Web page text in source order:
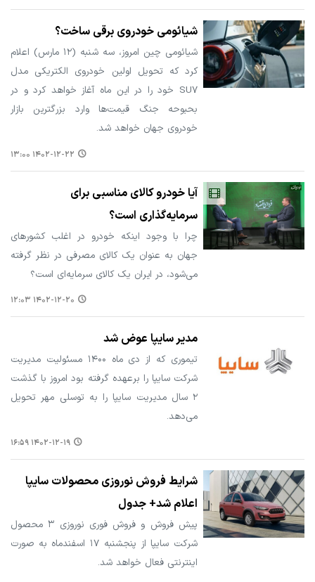
شیائومی خودروی برقی ساخت؟
شیائومی چین امروز، سه شنبه (۱۲ مارس) اعلام
کرد که تحویل اولین خودروی الکتریکی مدل
SU۷ خود را در این ماه آغاز خواهد کرد و در
بحبوحه جنگ قیمت‌ها وارد بزرگترین بازار
خودروی جهان خواهد شد.
۱۴۰۲-۱۲-۲۲ ۱۳:۰۰
آیا خودرو کالای مناسبی برای
سرمایه‌گذاری است؟
چرا با وجود اینکه خودرو در اغلب کشورهای
جهان به عنوان یک کالای مصرفی در نظر گرفته
می‌شود، در ایران یک کالای سرمایه‌ای است؟
۱۴۰۲-۱۲-۲۰ ۱۲:۰۳
مدیر سایپا عوض شد
تیموری که از دی ماه ۱۴۰۰ مسئولیت مدیریت
شرکت سایپا را برعهده گرفته بود امروز با گذشت
۲ سال مدیریت سایپا را به توسلی مهر تحویل
می‌دهد.
۱۴۰۲-۱۲-۱۹ ۱۶:۵۹
شرایط فروش نوروزی محصولات سایپا
اعلام شد+ جدول
پیش فروش و فروش فوری نوروزی ۳ محصول
شرکت سایپا از پنجشنبه ۱۷ اسفندماه به صورت
اینترنتی فعال خواهد شد.